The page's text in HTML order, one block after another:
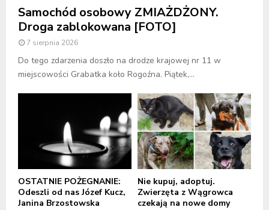
Samochód osobowy ZMIAŻDŻONY.
Droga zablokowana [FOTO]
7 sierpnia 2026
Do tego zdarzenia doszło na drodze krajowej nr 11 w
miejscowości Grabatka koło Rogoźna. Piątek,...
OSTATNIE POŻEGNANIE:
Odeszli od nas Józef Kucz,
Janina Brzostowska
Nie kupuj, adoptuj.
Zwierzęta z Wągrowca
czekają na nowe domy